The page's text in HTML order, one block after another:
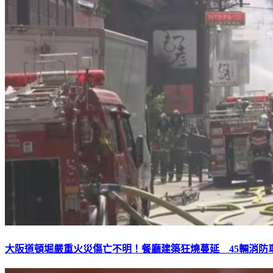
大阪道頓堀嚴重火災傷亡不明！餐廳建築狂燒蔓延 45輛消防